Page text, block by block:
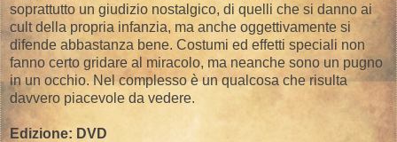
soprattutto un giudizio nostalgico, di quelli che si danno ai
cult della propria infanzia, ma anche oggettivamente si
difende abbastanza bene. Costumi ed effetti speciali non
fanno certo gridare al miracolo, ma neanche sono un pugno
in un occhio. Nel complesso è un qualcosa che risulta
davvero piacevole da vedere.
Edizione: DVD